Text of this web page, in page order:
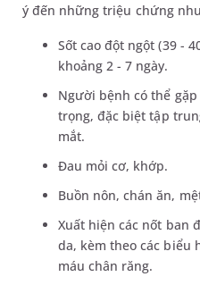
ý đến những triệu chứng
Sốt cao đột ngột (39 -
khoảng 2 - 7 ngày.
Người bệnh có thể
trọng, đặc biệt tập
mắt.
Đau mỏi cơ, khớp.
Buồn nôn, chán ăn,
Xuất hiện các nốt ban
da, kèm theo các biểu
máu chân răng.